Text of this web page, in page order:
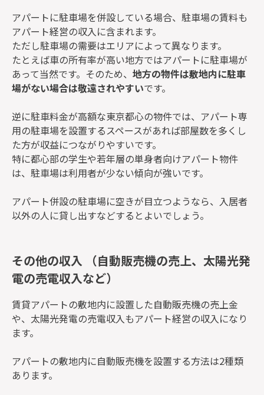
アパートに駐車場を併設している場合、駐車場の賃料も
アパート経営の収入に含まれます。
ただし駐車場の需要はエリアによって異なります。
たとえば車の所有率が高い地方ではアパートに駐車場が
あって当然です。そのため、 地方の物件は敷地内に駐車
場がない場合は敬遠されやすいです。
逆に駐車料金が高額な東京都心の物件では、アパート専
用の駐車場を設置するスペースがあれば部屋数を多くし
た方が収益につながりやすいです。
特に都心部の学生や若年層の単身者向けアパート物件
は、駐車場は利用者が少ない傾向が強いです。
アパート併設の駐車場に空きが目立つようなら、入居者
以外の人に貸し出すなどするとよいでしょう。
その他の収入 （自動販売機の売上、太陽光発
電の売電収入など）
賃貸アパートの敷地内に設置した自動販売機の売上金
や、太陽光発電の売電収入もアパート経営の収入になり
ます。
アパートの敷地内に自動販売機を設置する方法は2種類
あります。